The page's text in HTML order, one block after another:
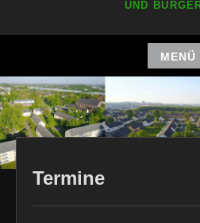
UND
MENÜ
Zum
Inhalt
springen
Termine